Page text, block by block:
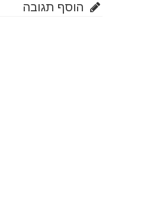
הוסף תגובה